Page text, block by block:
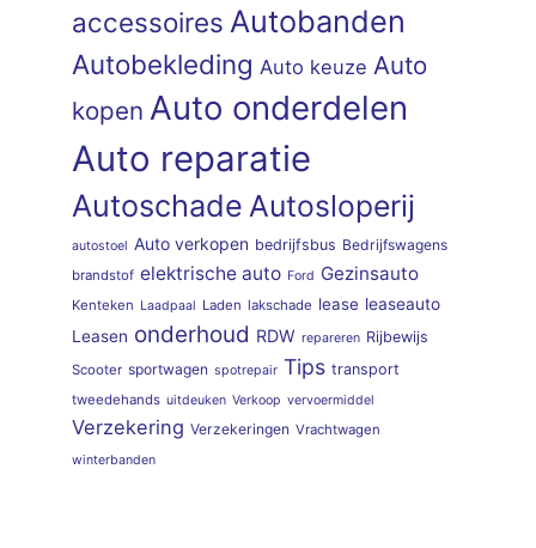
accessoires Autobanden
Autobekleding Auto keuze Auto
kopen Auto onderdelen
Auto reparatie
Autoschade Autosloperij
autostoel Auto verkopen bedrijfsbus Bedrijfswagens
brandstof elektrische auto Ford Gezinsauto
Kenteken Laadpaal Laden lakschade lease leaseauto
Leasen onderhoud RDW repareren Rijbewijs
Scooter sportwagen spotrepair Tips transport
tweedehands uitdeuken Verkoop vervoermiddel
Verzekering Verzekeringen Vrachtwagen
winterbanden